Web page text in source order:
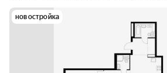
новостройка